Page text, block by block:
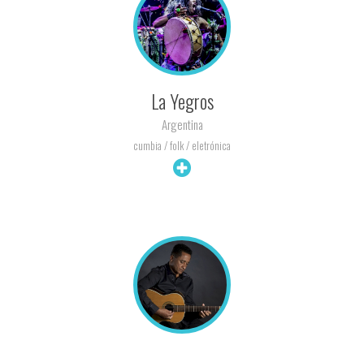
La Yegros
Argentina
cumbia / folk / eletrónica